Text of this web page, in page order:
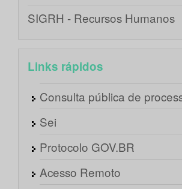
SIGRH - Recursos Humanos
Links rápidos
Consulta pública de
Sei
Protocolo GOV.BR
Acesso Remoto